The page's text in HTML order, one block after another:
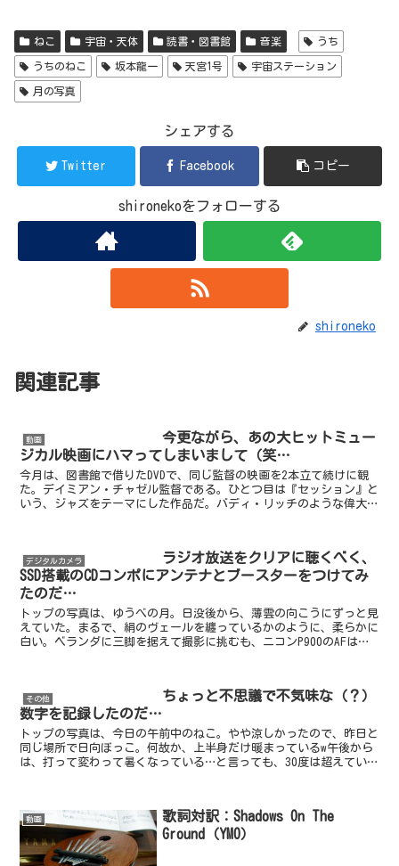
ねこ 宇宙・天体 読書・図書館 音楽 うち
うちのねこ 坂本龍一 天宮1号 宇宙ステーション
月の写真
シェアする
Twitter Facebook コピー
shironekoをフォローする
shironeko
関連記事
動画
今更ながら、あの大ヒットミュー
ジカル映画にハマってしまいまして（笑…
今月は、図書館で借りたDVDで、同じ監督の映画を2本立て続けに観
た。デイミアン・チャゼル監督である。ひとつ目は『セッション』と
いう、ジャズをテーマにした作品だ。バディ・リッチのような偉大な
デジタルカメラ
ラジオ放送をクリアに聴くべく、
SSD搭載のCDコンポにアンテナとブースターをつけてみ
たのだ…
トップの写真は、ゆうべの月。日没後から、薄雲の向こうにずっと見
えていた。まるで、絹のヴェールを纏っているかのように、柔らかに
白い。ベランダに三脚を据えて撮影に挑むも、ニコンP900のAFは、
その他
ちょっと不思議で不気味な（？）
数字を記録したのだ…
トップの写真は、今日の午前中のねこ。やや涼しかったので、昨日と
同じ場所で日向ぼっこ。何故か、上半身だけ暖まっているw午後から
は、打って変わって暑くなっている…と言っても、30度は超えていな
動画
歌詞対訳：Shadows On The
Ground（YMO）